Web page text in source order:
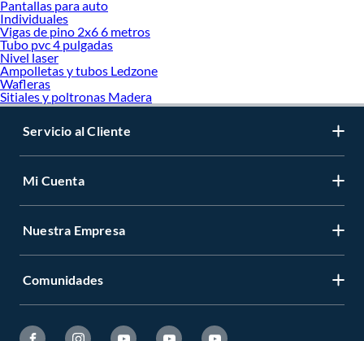
Pantallas para auto
Individuales
Vigas de pino 2x6 6 metros
Tubo pvc 4 pulgadas
Nivel laser
Ampolletas y tubos Ledzone
Wafleras
Sitiales y poltronas Madera
Servicio al Cliente
Mi Cuenta
Nuestra Empresa
Comunidades